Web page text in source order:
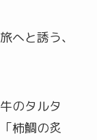
へと誘う、
のタルタ
柿鯛の炙